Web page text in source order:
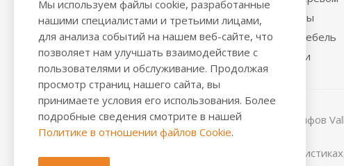
Металлические шкафы
Производственная мебель
Металлические двери
2016-2026 © VALBERGSAFE.RU — Интернет-магазин сейфов
стеллажей, металлических дверей.
Информация о розничных ценах, технических
Мы используем файлы cookie, разработанные
нашими специалистами и третьими лицами,
для анализа событий на нашем веб-сайте, что
позволяет нам улучшать взаимодействие с
пользователями и обслуживание. Продолжая
просмотр страниц нашего сайта, вы
принимаете условия его использования. Более
подробные сведения смотрите в нашей
Политике в отношении файлов Cookie.